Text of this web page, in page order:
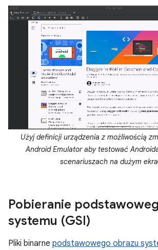
Użyj definicji urządzenia z możliwością
Android Emulator aby testować
scenariuszach na dużym
Pobieranie
systemu (GSI)
Pliki binarne podstawowego obrazu